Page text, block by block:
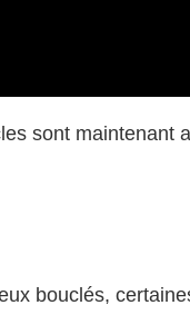
sont maintenant
bouclés,